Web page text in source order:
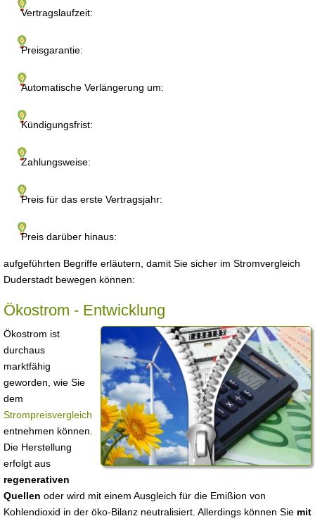
Vertragslaufzeit:
Preisgarantie:
Automatische Verlängerung um:
Kündigungsfrist:
Zahlungsweise:
Preis für das erste Vertragsjahr:
Preis darüber hinaus:
aufgeführten Begriffe erläutern, damit Sie sicher im Stromvergleich
Duderstadt bewegen können:
Ökostrom - Entwicklung
Ökostrom ist
durchaus
marktfähig
geworden, wie Sie
dem
Strompreisvergleich
entnehmen können.
Die Herstellung
erfolgt aus
regenerativen
Quellen oder wird mit einem Ausgleich für die Emißion von
Kohlendioxid in der öko-Bilanz neutralisiert. Allerdings können Sie mit